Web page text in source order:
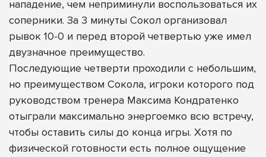
нападение, чем неприминули воспользоваться их
соперники. За 3 минуты Сокол организовал
рывок 10-0 и перед второй четвертью уже имел
двузначное преимущество.
Последующие четверти проходили с небольшим,
но преимуществом Сокола, игроки которого под
руководством тренера Максима Кондратенко
отыграли максимально энергоемко всю встречу,
чтобы оставить силы до конца игры. Хотя по
физической готовности есть полное ощущение